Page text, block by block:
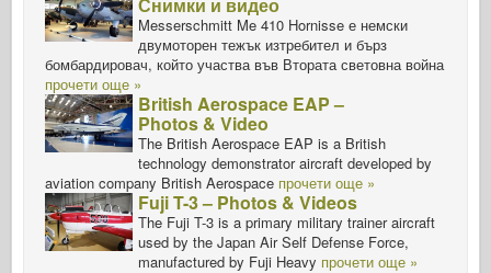
Messerschmitt Me 410 Hornisse е немски
двумоторен тежък изтребител и бърз
бомбардировач, който участва във Втората световна война
прочети още »
British Aerospace EAP –
Photos & Video
The British Aerospace EAP is a British
technology demonstrator aircraft developed by
aviation company British Aerospace прочети още »
Fuji T-3 – Photos & Videos
The Fuji T-3 is a primary military trainer aircraft
used by the Japan Air Self Defense Force,
manufactured by Fuji Heavy прочети още »